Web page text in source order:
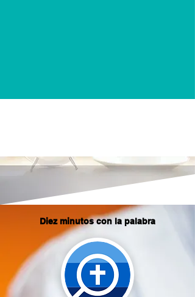
Diez minutos con la palabra